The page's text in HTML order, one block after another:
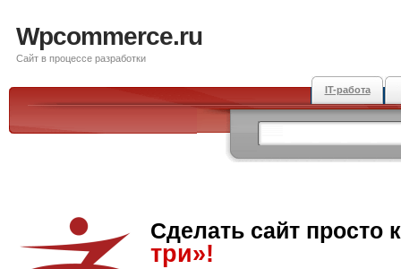
Wpcommerce.ru
Сайт в процессе разработки
IT-работа
Сделать сайт просто
три»!